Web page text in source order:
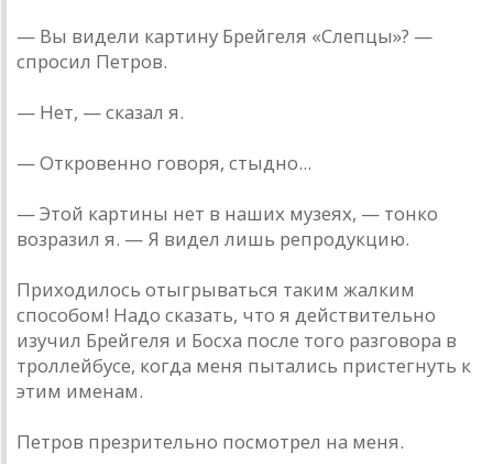
— Вы видели картину Брейгеля «Слепцы»? —
спросил Петров.
— Нет, — сказал я.
— Откровенно говоря, стыдно...
— Этой картины нет в наших музеях, — тонко
возразил я. — Я видел лишь репродукцию.
Приходилось отыгрываться таким жалким
способом! Надо сказать, что я действительно
изучил Брейгеля и Босха после того разговора в
троллейбусе, когда меня пытались пристегнуть к
этим именам.
Петров презрительно посмотрел на меня.